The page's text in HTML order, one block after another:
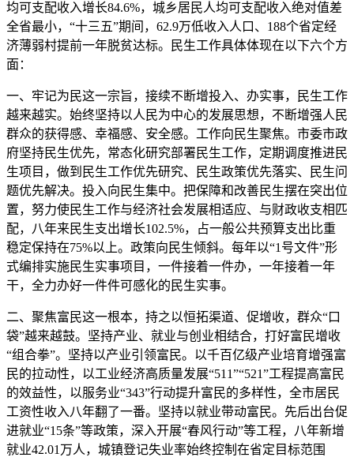
均可支配收入增长84.6%，城乡居民人均可支配收入绝对值差
全省最小，“十三五”期间，62.9万低收入人口、188个省定经
济薄弱村提前一年脱贫达标。民生工作具体体现在以下六个方
面：
一、牢记为民这一宗旨，接续不断增投入、办实事，民生工作
越来越实。始终坚持以人民为中心的发展思想，不断增强人民
群众的获得感、幸福感、安全感。工作向民生聚焦。市委市政
府坚持民生优先，常态化研究部署民生工作，定期调度推进民
生项目，做到民生工作优先研究、民生政策优先落实、民生问
题优先解决。投入向民生集中。把保障和改善民生摆在突出位
置，努力使民生工作与经济社会发展相适应、与财政收支相匹
配，八年来民生支出增长102.5%，占一般公共预算支出比重
稳定保持在75%以上。政策向民生倾斜。每年以“1号文件”形
式编排实施民生实事项目，一件接着一件办，一年接着一年
干，全力办好一件件可感化的民生实事。
二、聚焦富民这一根本，持之以恒拓渠道、促增收，群众“口
袋”越来越鼓。坚持产业、就业与创业相结合，打好富民增收
“组合拳”。坚持以产业引领富民。以千百亿级产业培育增强富
民的拉动性，以工业经济高质量发展“511”“521”工程提高富民
的效益性，以服务业“343”行动提升富民的多样性，全市居民
工资性收入八年翻了一番。坚持以就业带动富民。先后出台促
进就业“15条”等政策，深入开展“春风行动”等工程，八年新增
就业42.01万人，城镇登记失业率始终控制在省定目标范围